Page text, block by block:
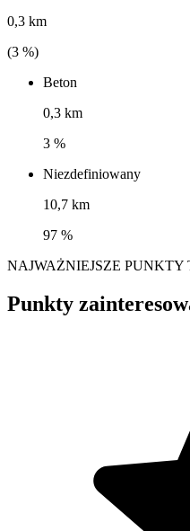
0,3 km
(3 %)
Beton
0,3 km
3 %
Niezdefiniowany
10,7 km
97 %
NAJWAŻNIEJSZE PUNKTY
Punkty